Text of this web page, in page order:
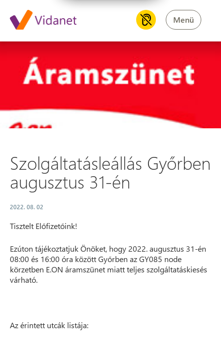
Menü
Szolgáltatásleállás Győrben
Szolgáltatásleállás Győrben
augusztus 31-én
2022. 08. 02
Tisztelt Előfizetőink!
Ezúton tájékoztatjuk Önöket, hogy 2022. augusztus 31-én
08:00 és 16:00 óra között Győrben az GY085 node
körzetben E.ON áramszünet miatt teljes szolgáltatáskiesés
várható.
Az érintett utcák listája: